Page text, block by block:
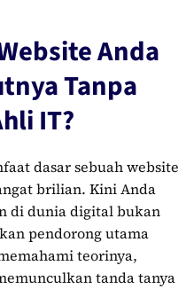
Anda
Tanpa
IT?
dasar sebuah website
brilian. Kini Anda
di dunia digital bukan
pendorong utama
teorinya,
tanda tanya